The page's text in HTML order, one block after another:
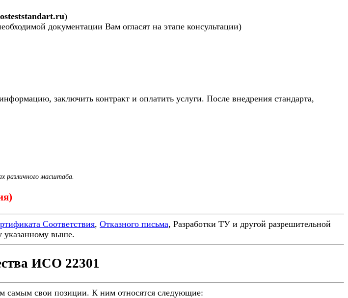
)
документации Вам огласят на этапе консультации)
заключить контракт и оплатить услуги. После внедрения стандарта,
различного масштаба.
Соответствия, Отказного письма, Разработки ТУ и другой разрешительной
указанному выше.
ИСО 22301
самым свои позиции. К ним относятся следующие: